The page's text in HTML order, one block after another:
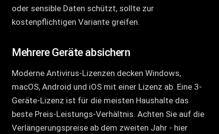
oder sensible Daten schützt, sollte zur
kostenpflichtigen Variante greifen.
Mehrere Geräte absichern
Moderne Antivirus-Lizenzen decken Windows,
macOS, Android und iOS mit einer Lizenz ab. Eine 3-
Geräte-Lizenz ist für die meisten Haushalte das
beste Preis-Leistungs-Verhältnis. Achten Sie auf die
Verlängerungspreise ab dem zweiten Jahr - hier